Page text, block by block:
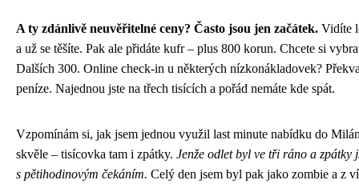
A ty zdánlivě neuvěřitelné ceny? Často jsou jen začátek. Vidíte
a už se těšíte. Pak ale přidáte kufr – plus 800 korun. Chcete si
Dalších 300. Online check-in u některých nízkonákladovek?
peníze. Najednou jste na třech tisících a pořád nemáte kde spát.
Vzpomínám si, jak jsem jednou využil last minute nabídku do
skvěle – tisícovka tam i zpátky. Jenže odlet byl ve tři ráno a zpátky
s pětihodinovým čekáním. Celý den jsem byl pak jako zombie a z